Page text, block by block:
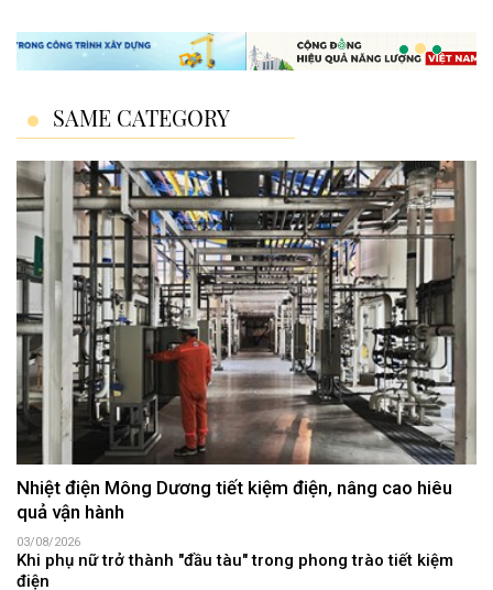
SAME CATEGORY
Nhiệt điện Mông Dương tiết kiệm điện, nâng cao hiêu
quả vận hành
03/08/2026
Khi phụ nữ trở thành "đầu tàu" trong phong trào tiết kiệm
điện